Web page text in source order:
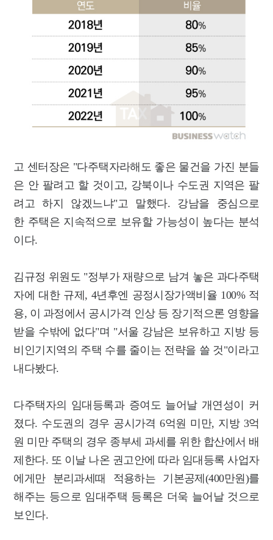
고 센터장은 "다주택자라해도 좋은 물건을 가진 분들
은 안 팔려고 할 것이고, 강북이나 수도권 지역은 팔
려고 하지 않겠느냐"고 말했다. 강남을 중심으로
한 주택은 지속적으로 보유할 가능성이 높다는 분석
이다.
김규정 위원도 "정부가 재량으로 남겨 놓은 과다주택
자에 대한 규제, 4년후엔 공정시장가액비율 100% 적
용, 이 과정에서 공시가격 인상 등 장기적으론 영향을
받을 수밖에 없다"며 "서울 강남은 보유하고 지방 등
비인기지역의 주택 수를 줄이는 전략을 쓸 것"이라고
내다봤다.
다주택자의 임대등록과 증여도 늘어날 개연성이 커
졌다. 수도권의 경우 공시가격 6억원 미만, 지방 3억
원 미만 주택의 경우 종부세 과세를 위한 합산에서 배
제한다. 또 이날 나온 권고안에 따라 임대등록 사업자
에게만 분리과세때 적용하는 기본공제(400만원)를
해주는 등으로 임대주택 등록은 더욱 늘어날 것으로
보인다.